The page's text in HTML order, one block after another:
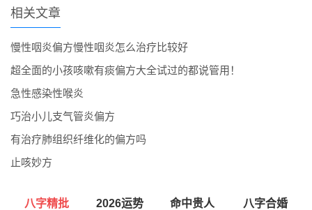
相关文章
慢性咽炎偏方慢性咽炎怎么治疗比较好
超全面的小孩咳嗽有痰偏方大全试过的都说管用！
急性感染性喉炎
巧治小儿支气管炎偏方
有治疗肺组织纤维化的偏方吗
止咳妙方
八字精批 2026运势 命中贵人 八字合婚